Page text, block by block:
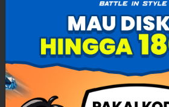
510 DM
545 Diamonds 545 DM
600 Diamonds
635 Diamonds